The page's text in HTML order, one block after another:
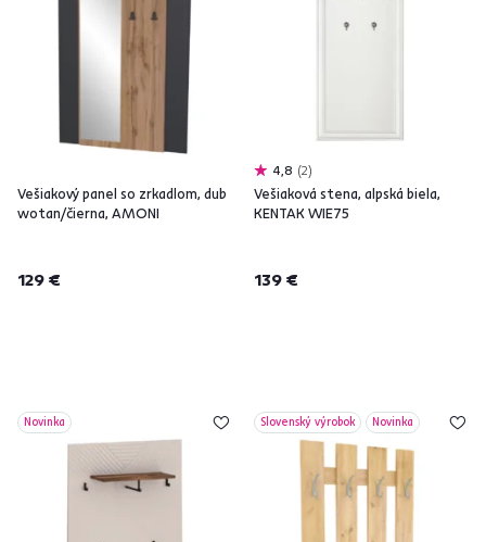
Vešiakový panel so zrkadlom, dub
wotan/čierna, AMONI
129 €
4,8 2
Vešiaková stena, alpská biela,
KENTAK WIE75
139 €
Novinka Slovenský výrobok Novinka